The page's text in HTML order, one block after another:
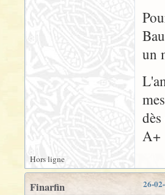
un
Hors ligne
26-
Finarfin